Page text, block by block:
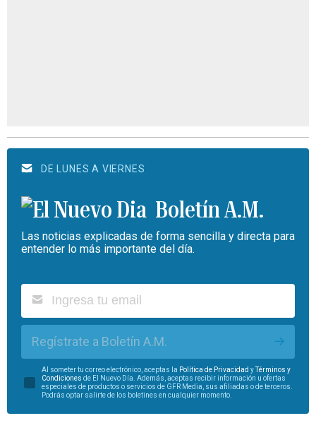
DE LUNES A VIERNES
Boletín A.M.
Las noticias explicadas de forma sencilla y directa para
entender lo más importante del día.
Regístrate a Boletín A.M.
Al someter tu correo electrónico, aceptas la Política de Privacidad yTérminos y
Condiciones de El Nuevo Día. Además, aceptas recibir información u ofertas
especiales de productos o servicios de GFR Media, sus afiliadas o de terceros.
Podrás optar salirte de los boletines en cualquier momento.